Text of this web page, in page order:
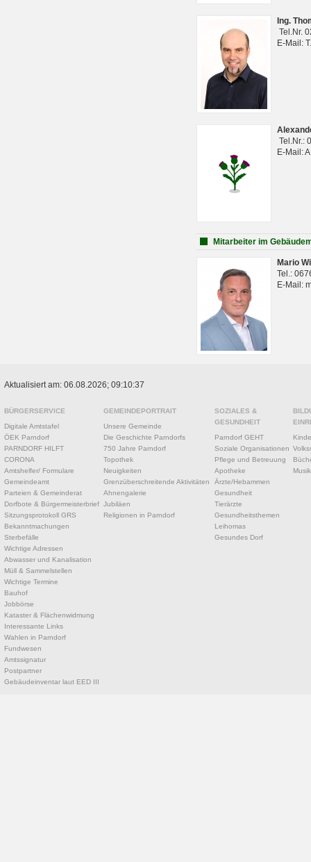
Ing.
Tel.Nr.
E-Mail:
Tel.Nr.:
E-Mail:
Mitarbeiter im
Mario
Tel.:
E-Mail:
Aktualisiert am: 06.08.2026; 09:10:37
BÜRGERSERVICE
Digitale Amtstafel
ÖEK Parndorf
PARNDORF HILFT
CORONA
Amtshelfer/ Formulare
Gemeindeamt
Parteien & Gemeinderat
Dorfbote & Bürgermeisterbrief
Sitzungsprotokoll GRS
Bekanntmachungen
Sterbefälle
Wichtige Adressen
Abwasser und Kanalisation
Müll & Sammelstellen
Wichtige Termine
Bauhof
Jobbörse
Kataster & Flächenwidmung
Interessante Links
Wahlen in Parndorf
Fundwesen
Amtssignatur
Postpartner
Gebäudeinventar laut EED III
GEMEINDEPORTRAIT
Unsere Gemeinde
Die Geschichte Parndorfs
750 Jahre Parndorf
Topothek
Neuigkeiten
Grenzüberschreitende Aktivitäten
Ahnengalerie
Jubiläen
Religionen in Parndorf
SOZIALES &
GESUNDHEIT
Parndorf GEHT
Soziale Organisationen
Pflege und Betreuung
Apotheke
Ärzte/Hebammen
Gesundheit
Tierärzte
Gesundheitsthemen
Leihomas
Gesundes Dorf